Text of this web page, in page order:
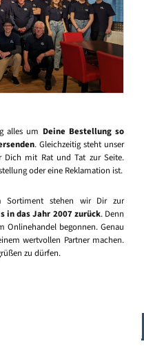
alles um Deine Bestellung so
. Gleichzeitig steht unser
Dich mit Rat und Tat zur Seite.
oder eine Reklamation ist.
Sortiment stehen wir Dir zur
in das Jahr 2007 zurück. Denn
begonnen. Genau
wertvollen Partner machen.
zu dürfen.